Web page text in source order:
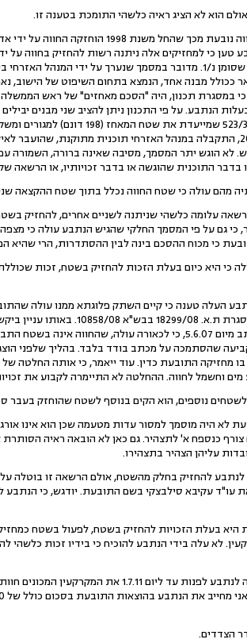
9.הנתבע התמקד בטענה כי זכותו להחזיק
ככולל מבנה אחד, הנמצא בתחום השיפוט של הישוב,
האזורית הר חברון תוכנית מפורטת
לא הוגש יתר המסמך, מסיבה שאינה ברורה, השמורה
התוכנית שהוגשה או בדבר זכויותיו, או הרשאה
עלומה כלשהי שניתנה לשניים אחרים, להחזיק
גם על פי המסמך החלקי שהגיש הנתבע עולה כי מצפה
כי מכוח ההסכם בינה לבין ההסתדרות, הרי שהיא
כי היא כיום בעלת הזכות להחזיק בשטח, זכות
הנתבע העלה טענה כי קיים השתק פלוגתא ממנו עולה
ההסתדרות אינו כולל את שטח החווה
והחשמל לחווה. בית המשפט קבע על סמך מכתב מיום 5.6.07, כי
שהסתמכה על מכתב בודד בלבד. בהליך שלפני
מחזיקה התובעת כדין. עוד ייאמר, כי אותה החלטה
מים וחשמל לחווה. ההחלטה לא התיימרה לקבוע את
לא היה מוסמך למסור עדות מטעמה שכן הוא אינו
כנספח א' לתצהיר. גם כאן לא הובאה ראיה
עליהן הצהיר בתצהירו.
עקיבא סילבצקי בשם התובעת. יודגש, כי
היא בעלת הזכויות להחזיק בשטח, לפעול בשטח
לא עלה בידי הנתבע להוכיח כי בידיו זכות
18.לאור כל האמור, התביעה מתקבלת. אני מורה לנתבע